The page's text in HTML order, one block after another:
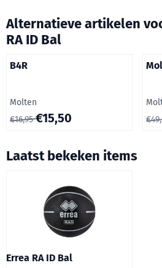
Alternatieve artikelen
RA ID Bal
B4R
Merk:
Molten
Van 16,95 voor 15,50
€16,95€15,50
Laatst bekeken items
Errea RA ID Bal